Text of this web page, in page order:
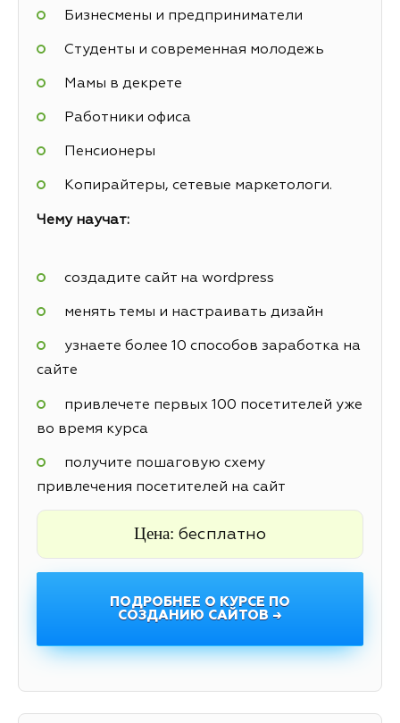
Бизнесмены и предприниматели
Студенты и современная молодежь
Мамы в декрете
Работники офиса
Пенсионеры
Копирайтеры, сетевые маркетологи.
Чему научат:
создадите сайт на wordpress
менять темы и настраивать дизайн
узнаете более 10 способов заработка на
сайте
привлечете первых 100 посетителей уже
во время курса
получите пошаговую схему
привлечения посетителей на сайт
Цена: бесплатно
ПОДРОБНЕЕ О КУРСЕ ПО
СОЗДАНИЮ САЙТОВ →